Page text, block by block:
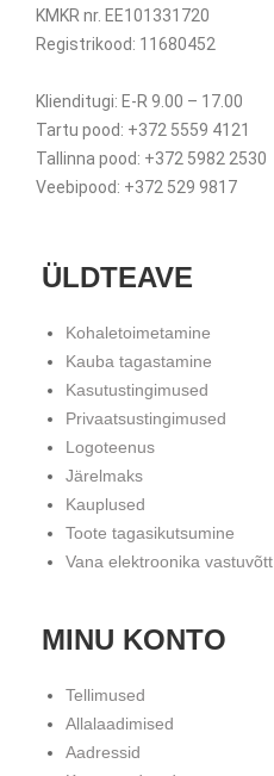
KMKR nr. EE101331720
Registrikood: 11680452
Klienditugi: E-R 9.00 – 17.00
Tartu pood: +372 5559 4121
Tallinna pood: +372 5982 2530
Veebipood: +372 529 9817
ÜLDTEAVE
Kohaletoimetamine
Kauba tagastamine
Kasutustingimused
Privaatsustingimused
Logoteenus
Järelmaks
Kauplused
Toote tagasikutsumine
Vana elektroonika vastuvõtt
MINU KONTO
Tellimused
Allalaadimised
Aadressid